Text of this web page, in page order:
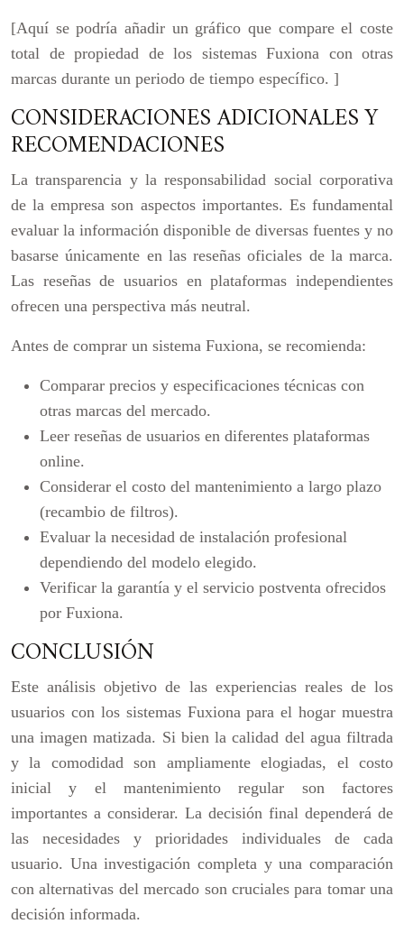
[Aquí se podría añadir un gráfico que compare el coste
total de propiedad de los sistemas Fuxiona con otras
marcas durante un periodo de tiempo específico. ]
CONSIDERACIONES ADICIONALES Y
RECOMENDACIONES
La transparencia y la responsabilidad social corporativa
de la empresa son aspectos importantes. Es fundamental
evaluar la información disponible de diversas fuentes y no
basarse únicamente en las reseñas oficiales de la marca.
Las reseñas de usuarios en plataformas independientes
ofrecen una perspectiva más neutral.
Antes de comprar un sistema Fuxiona, se recomienda:
Comparar precios y especificaciones técnicas con
otras marcas del mercado.
Leer reseñas de usuarios en diferentes plataformas
online.
Considerar el costo del mantenimiento a largo plazo
(recambio de filtros).
Evaluar la necesidad de instalación profesional
dependiendo del modelo elegido.
Verificar la garantía y el servicio postventa ofrecidos
por Fuxiona.
CONCLUSIÓN
Este análisis objetivo de las experiencias reales de los
usuarios con los sistemas Fuxiona para el hogar muestra
una imagen matizada. Si bien la calidad del agua filtrada
y la comodidad son ampliamente elogiadas, el costo
inicial y el mantenimiento regular son factores
importantes a considerar. La decisión final dependerá de
las necesidades y prioridades individuales de cada
usuario. Una investigación completa y una comparación
con alternativas del mercado son cruciales para tomar una
decisión informada.